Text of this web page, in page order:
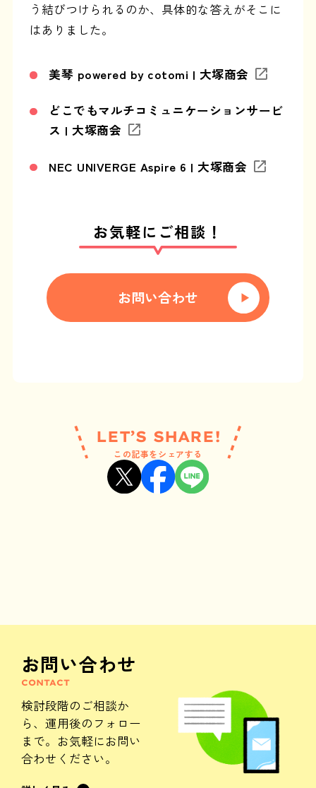
う結びつけられるのか、具体的な答えがそこに
はありました。
美琴 powered by cotomi | 大塚商会
どこでもマルチコミュニケーションサービ
ス | 大塚商会
NEC UNIVERGE Aspire 6 | 大塚商会
お気軽にご相談！
お問い合わせ
LET’S SHARE!
この記事をシェアする
お問い合わせ
CONTACT
検討段階のご相談か
ら、 運用後のフォロー
まで。 お気軽にお問い
合わせください。